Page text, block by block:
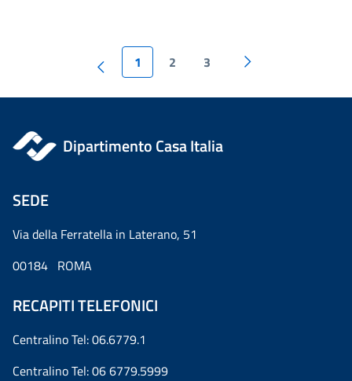
1 2 3
Dipartimento Casa Italia
SEDE
Via della Ferratella in Laterano, 51
00184 ROMA
RECAPITI TELEFONICI
Centralino Tel: 06.6779.1
Centralino Tel: 06 6779.5999